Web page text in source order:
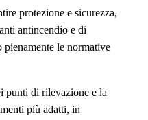
protezione e sicurezza,
antincendio e di
le normative
punti di rilevazione e la
più adatti, in